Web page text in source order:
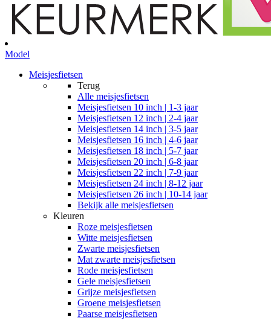
Model
Meisjesfietsen
Terug
Alle meisjesfietsen
Meisjesfietsen 10 inch | 1-3 jaar
Meisjesfietsen 12 inch | 2-4 jaar
Meisjesfietsen 14 inch | 3-5 jaar
Meisjesfietsen 16 inch | 4-6 jaar
Meisjesfietsen 18 inch | 5-7 jaar
Meisjesfietsen 20 inch | 6-8 jaar
Meisjesfietsen 22 inch | 7-9 jaar
Meisjesfietsen 24 inch | 8-12 jaar
Meisjesfietsen 26 inch | 10-14 jaar
Bekijk alle meisjesfietsen
Kleuren
Roze meisjesfietsen
Witte meisjesfietsen
Zwarte meisjesfietsen
Mat zwarte meisjesfietsen
Rode meisjesfietsen
Gele meisjesfietsen
Grijze meisjesfietsen
Groene meisjesfietsen
Paarse meisjesfietsen